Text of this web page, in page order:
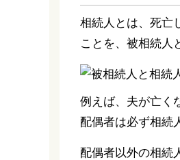
相続人とは、死亡
ことを、被相続人
例えば、夫が亡く
配偶者は必ず相続
配偶者以外の相続